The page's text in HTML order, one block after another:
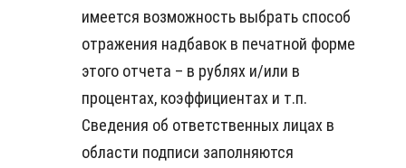
имеется возможность выбрать способ
отражения надбавок в печатной форме
этого отчета – в рублях и/или в
процентах, коэффициентах и т.п.
Сведения об ответственных лицах в
области подписи заполняются